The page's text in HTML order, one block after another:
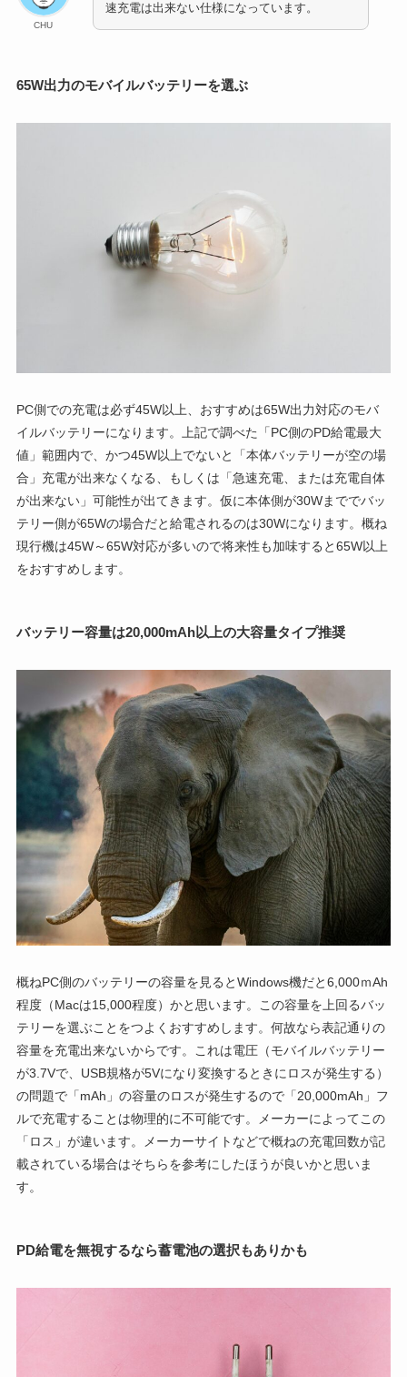
CHU
速充電は出来ない仕様になっています。
65W出力のモバイルバッテリーを選ぶ
PC側での充電は必ず45W以上、おすすめは65W出力対応のモバ
イルバッテリーになります。上記で調べた「PC側のPD給電最大
値」範囲内で、かつ45W以上でないと「本体バッテリーが空の場
合」充電が出来なくなる、もしくは「急速充電、または充電自体
が出来ない」可能性が出てきます。仮に本体側が30Wまででバッ
テリー側が65Wの場合だと給電されるのは30Wになります。概ね
現行機は45W～65W対応が多いので将来性も加味すると65W以上
をおすすめします。
バッテリー容量は20,000mAh以上の大容量タイプ推奨
概ねPC側のバッテリーの容量を見るとWindows機だと6,000ｍAh
程度（Macは15,000程度）かと思います。この容量を上回るバッ
テリーを選ぶことをつよくおすすめします。何故なら表記通りの
容量を充電出来ないからです。これは電圧（モバイルバッテリー
が3.7Vで、USB規格が5Vになり変換するときにロスが発生する）
の問題で「mAh」の容量のロスが発生するので「20,000mAh」フ
ルで充電することは物理的に不可能です。メーカーによってこの
「ロス」が違います。メーカーサイトなどで概ねの充電回数が記
載されている場合はそちらを参考にしたほうが良いかと思いま
す。
PD給電を無視するなら蓄電池の選択もありかも